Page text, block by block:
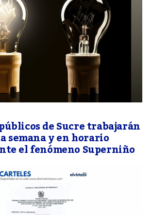
de Sucre trabajarán
semana y en horario
el fenómeno Superniño